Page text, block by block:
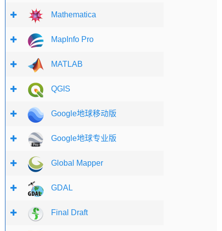
Mathematica
MapInfo Pro
MATLAB
QGIS
Google地球移动版
Google地球专业版
Global Mapper
GDAL
Final Draft